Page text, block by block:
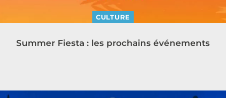
CULTURE
Summer Fiesta : les prochains événements